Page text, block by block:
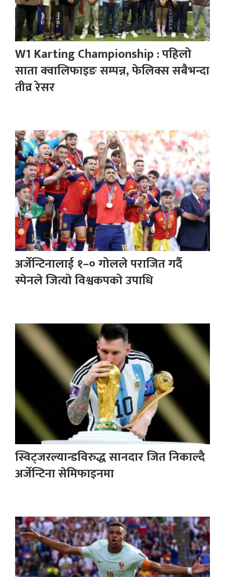
W1 Karting Championship : पहिलो
साता क्वालिफाइङ सम्पन्न, फेलिक्स सबैभन्दा
तीव्र रेसर
अर्जेन्टिनालाई १–० गोलले पराजित गर्दै
स्पेनले जित्यो विश्वकपको उपाधि
स्विट्जरल्यान्डविरुद्ध सानदार जित निकाल्दै
अर्जेन्टिना सेमिफाइनमा